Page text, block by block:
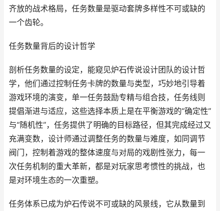
齐放的战术格局，任务数量是驱动套牌多样性不可或缺的
一个齿轮。
任务数量背后的设计哲学
剖析任务数量的设定，能窥见炉石传说设计团队的设计哲
学，他们通过控制任务卡牌的数量与类型，巧妙地引导着
游戏环境的演变，单一任务鼓励专精与组合技，任务线则
提倡渐进与适应，这些选择本质上是在平衡游戏的“确定性”
与“随机性”，任务提供了明确的目标路径，但其完成经过又
充满变数，设计师通过调整任务的数量与难度，如同调节
阀门，控制着游戏的整体速度与对局的戏剧性张力，每一
次任务机制的重大革新，都是对玩家思考惯性的挑战，也
是对环境生态的一次重塑。
任务体系已成为炉石传说不可或缺的风景线，它从数量到